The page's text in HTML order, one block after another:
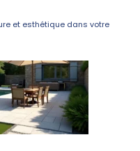
et esthétique dans votre